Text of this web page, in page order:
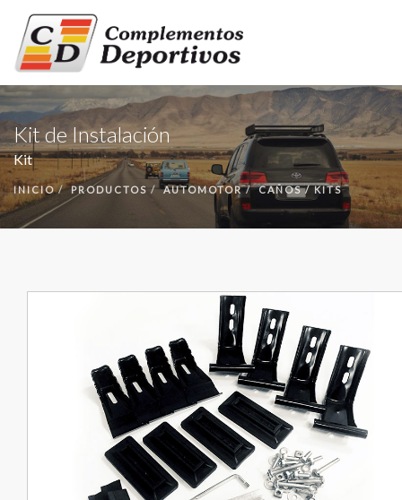
INICIO
PRODUCTOS
NUESTRA EMPRESA
CONTACTO
Kit de Instalación
Kit
INICIO PRODUCTOS AUTOMOTOR CAÑOS / KITS